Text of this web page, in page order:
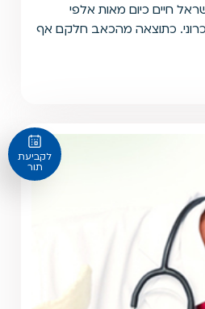
לקביעת
תור
חיים כיום מאות אלפי
כתוצאה מהכאב חלקם אף